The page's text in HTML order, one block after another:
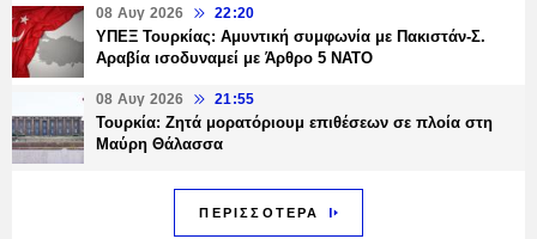
08 Αυγ 2026 22:20
ΥΠΕΞ Τουρκίας: Αμυντική συμφωνία με Πακιστάν-Σ.
Αραβία ισοδυναμεί με Άρθρο 5 NATO
08 Αυγ 2026 21:55
Τουρκία: Ζητά μορατόριουμ επιθέσεων σε πλοία στη
Μαύρη Θάλασσα
ΠΕΡΙΣΣΟΤΕΡΑ